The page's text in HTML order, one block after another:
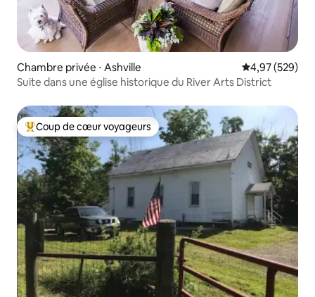
Chambre privée ⋅ Ashville Évaluation
4,97 (529)
Suite dans une église historique du River Arts District
Coups de cœur voyageurs les plus appréciés
Coup de cœur voyageurs